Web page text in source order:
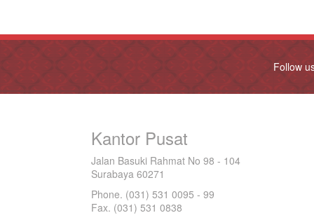
Follow
Kantor Pusat
Jalan Basuki Rahmat No 98 - 104
Surabaya 60271
Phone. (031) 531 0095 - 99
Fax. (031) 531 0838